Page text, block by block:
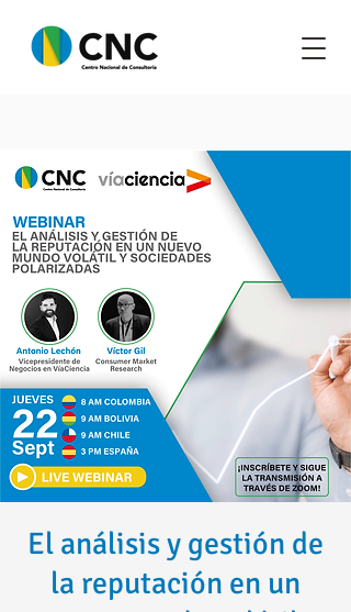
El análisis y gestión de
la reputación en un